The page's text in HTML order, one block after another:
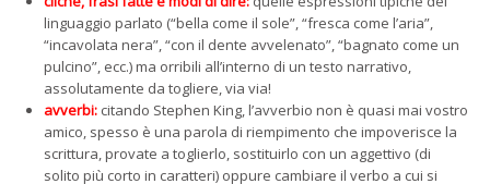
linguaggio parlato (“bella come il sole”, “fresca come l’aria”,
“incavolata nera”, “con il dente avvelenato”, “bagnato come un
pulcino”, ecc.) ma orribili all’interno di un testo narrativo,
assolutamente da togliere, via via!
avverbi: citando Stephen King, l’avverbio non è quasi mai vostro
amico, spesso è una parola di riempimento che impoverisce la
scrittura, provate a toglierlo, sostituirlo con un aggettivo (di
solito più corto in caratteri) oppure cambiare il verbo a cui si